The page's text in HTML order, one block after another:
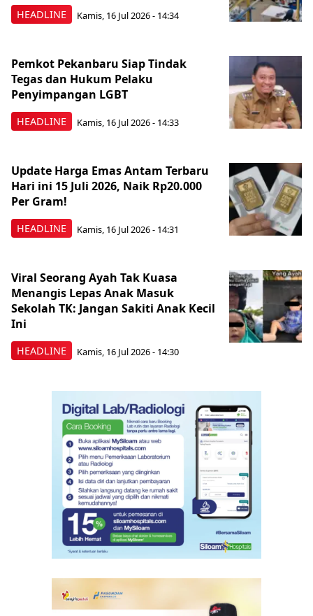
HEADLINE Kamis, 16 Jul 2026 - 14:34
HEADLINE
Pemkot Pekanbaru Siap Tindak
Tegas dan Hukum Pelaku
Penyimpangan LGBT
Kamis, 16 Jul 2026 - 14:33
HEADLINE
Update Harga Emas Antam Terbaru
Hari ini 15 Juli 2026, Naik Rp20.000
Per Gram!
Kamis, 16 Jul 2026 - 14:31
HEADLINE
Viral Seorang Ayah Tak Kuasa
Menangis Lepas Anak Masuk
Sekolah TK: Jangan Sakiti Anak Kecil
Ini
Kamis, 16 Jul 2026 - 14:30